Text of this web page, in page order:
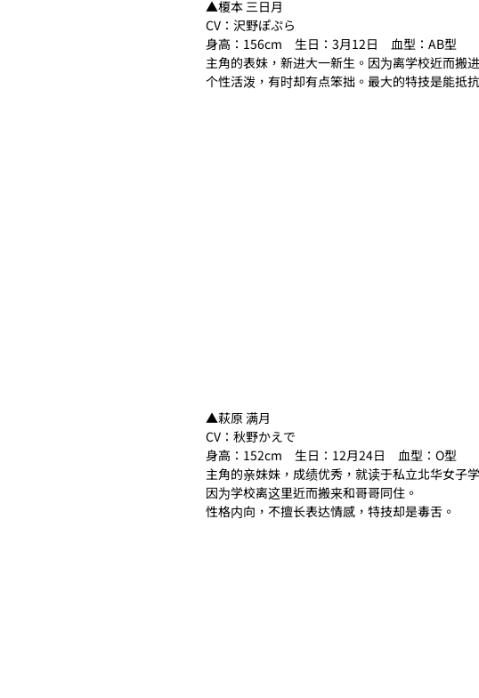
▲榎本 三日月
CV：沢野ぽぷら
身高：156cm　生日：3月12日　血型：AB型
主角的表妹，新进大一新生。因为离学校近而搬
个性活泼，有时却有点笨拙。最大的特技是能抵
▲萩原 满月
CV：秋野かえで
身高：152cm　生日：12月24日　血型：O型
主角的亲妹妹，成绩优秀，就读于私立北华女子
因为学校离这里近而搬来和哥哥同住。
性格内向，不擅长表达情感，特技却是毒舌。